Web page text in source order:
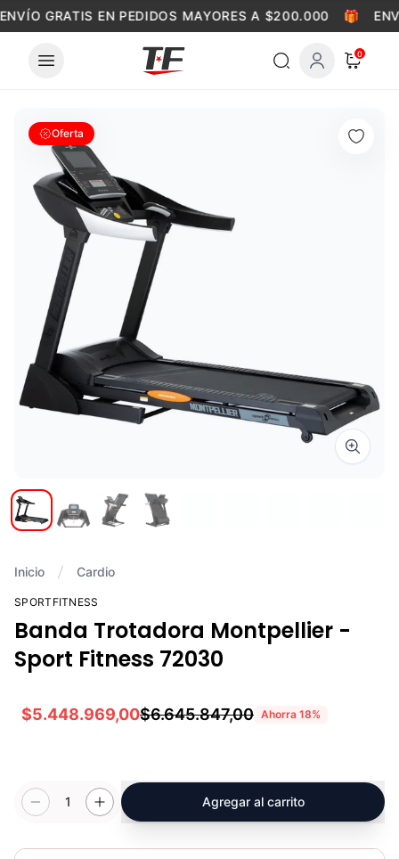
Skip to contentGRATIS EN PEDIDOS MAYORES A $200.000 🎁
0
Oferta
Zoom
Inicio Cardio
SPORTFITNESS
Banda Trotadora Montpellier -
Sport Fitness 72030
$5.448.969,00$6.645.847,00 Ahorra 18%
1 Agregar al carrito